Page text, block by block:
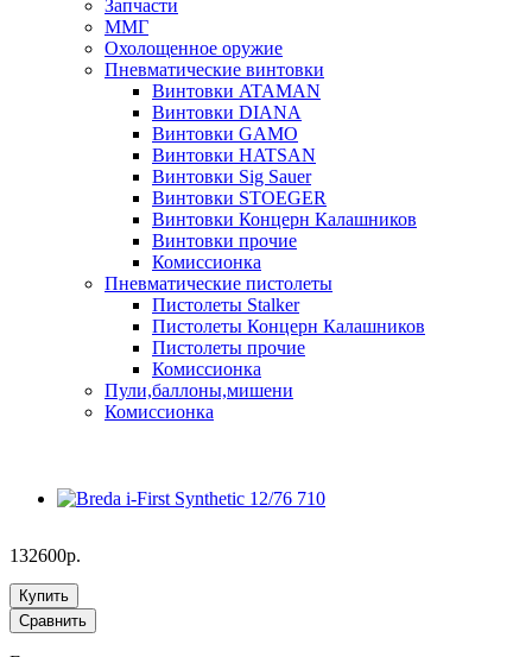
Запчасти
ММГ
Охолощенное оружие
Пневматические винтовки
Винтовки ATAMAN
Винтовки DIANA
Винтовки GAMO
Винтовки HATSAN
Винтовки Sig Sauer
Винтовки STOEGER
Винтовки Концерн Калашников
Винтовки прочие
Комиссионка
Пневматические пистолеты
Пистолеты Stalker
Пистолеты Концерн Калашников
Пистолеты прочие
Комиссионка
Пули,баллоны,мишени
Комиссионка
132600р.
Купить
Сравнить